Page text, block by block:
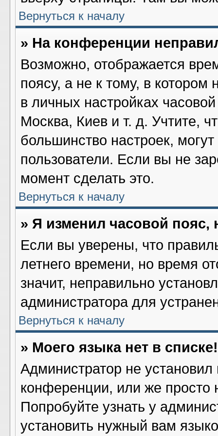
Вернуться к началу
» На конференции
Возможно, отображается
поясу, а не к тому, в
в личных настройках
Москва, Киев и т. д. Учтите,
большинство настроек,
пользователи. Если вы не
момент сделать это.
Вернуться к началу
» Я изменил часовой
Если вы уверены, что
летнего времени, но время
значит, неправильно
администратора для
Вернуться к началу
» Моего языка нет в списке!
Администратор не
конференции, или же просто
Попробуйте узнать у
установить нужный вам